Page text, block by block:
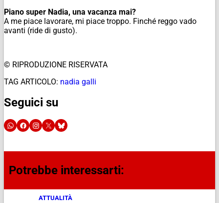
Piano super Nadia, una vacanza mai?
A me piace lavorare, mi piace troppo. Finché reggo vado
avanti (ride di gusto).
© RIPRODUZIONE RISERVATA
TAG ARTICOLO: nadia galli
Seguici su
Potrebbe interessarti:
ATTUALITÀ